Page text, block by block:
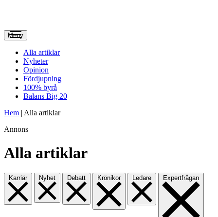
Meny
Alla artiklar
Nyheter
Opinion
Fördjupning
100% byrå
Balans Big 20
Hem | Alla artiklar
Annons
Alla artiklar
Karriär Nyhet Debatt Krönikor Ledare Expertfrågan